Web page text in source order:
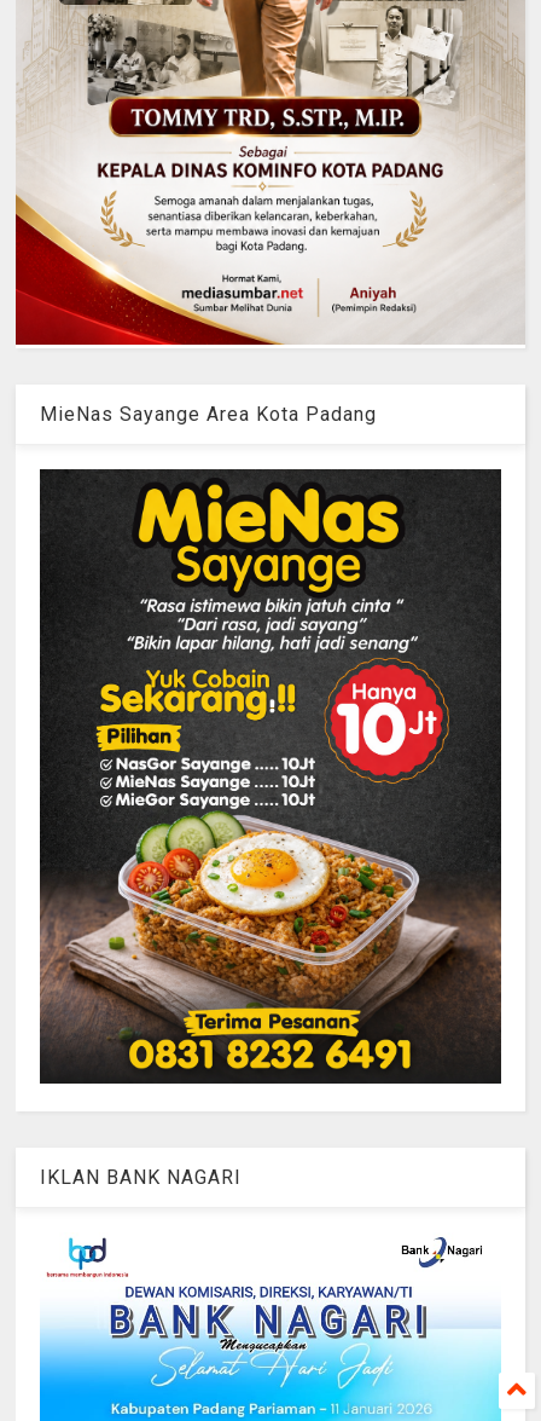
MieNas Sayange Area Kota Padang
IKLAN BANK NAGARI